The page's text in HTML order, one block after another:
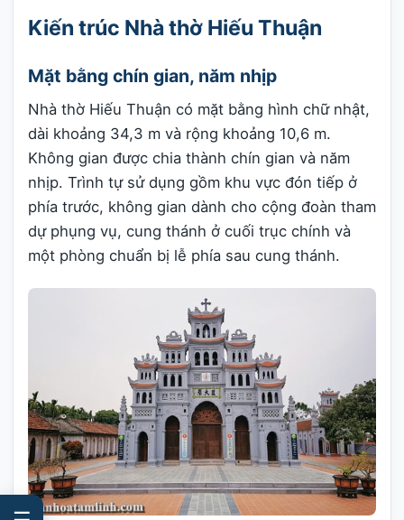
Kiến trúc Nhà thờ Hiếu Thuận
Mặt bằng chín gian, năm nhịp
Nhà thờ Hiếu Thuận có mặt bằng hình chữ nhật,
dài khoảng 34,3 m và rộng khoảng 10,6 m.
Không gian được chia thành chín gian và năm
nhịp. Trình tự sử dụng gồm khu vực đón tiếp ở
phía trước, không gian dành cho cộng đoàn tham
dự phụng vụ, cung thánh ở cuối trục chính và
một phòng chuẩn bị lễ phía sau cung thánh.